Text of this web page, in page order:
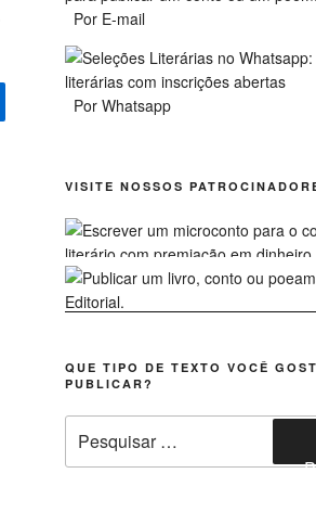
Por E-mail
Por Whatsapp
VISITE NOSSOS
QUE TIPO DE TEXTO VOCÊ
PUBLICAR?
por: